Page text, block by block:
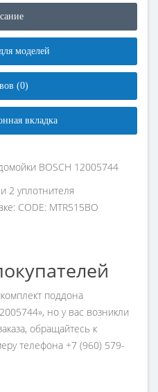
моделей
(0)
вкладка
BOSCH 12005744
2 уплотнителя
CODE: MTR515BO
поддона
но у вас возникли
обращайтесь к
телефона +7 (960) 579-